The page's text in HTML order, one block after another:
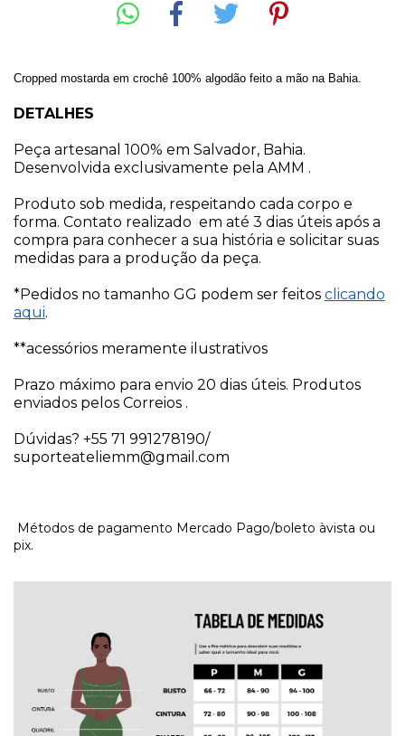
Cropped mostarda em crochê 100% algodão feito a mão na Bahia.
DETALHES
Peça artesanal 100% em Salvador, Bahia.
Desenvolvida exclusivamente pela AMM .
Produto sob medida, respeitando cada corpo e
forma. Contato realizado em até 3 dias úteis após a
compra para conhecer a sua história e solicitar suas
medidas para a produção da peça.
*Pedidos no tamanho GG podem ser feitos clicando
aqui.
**acessórios meramente ilustrativos
Prazo máximo para envio 20 dias úteis. Produtos
enviados pelos Correios .
Dúvidas? +55 71 991278190/
suporteateliemm@gmail.com
Métodos de pagamento Mercado Pago/boleto àvista ou
pix.